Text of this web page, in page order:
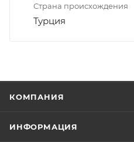
Страна происхождения
Турция
КОМПАНИЯ
ИНФОРМАЦИЯ